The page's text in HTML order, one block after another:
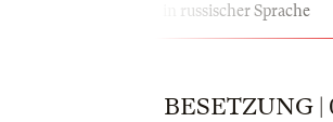
in russischer Sprache
BESETZUNG |